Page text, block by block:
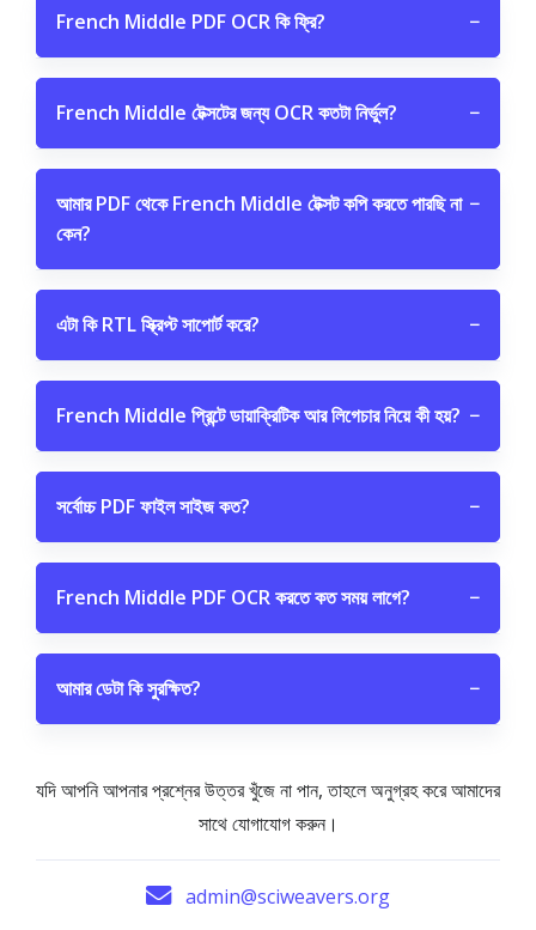
French Middle PDF OCR কি ফ্রি? −
French Middle টেক্সটের জন্য OCR কতটা নির্ভুল? −
আমার PDF থেকে French Middle টেক্সট কপি করতে পারছি না
কেন?
−
এটা কি RTL স্ক্রিপ্ট সাপোর্ট করে? −
French Middle প্রিন্টে ডায়াক্রিটিক আর লিগেচার নিয়ে কী হয়? −
সর্বোচ্চ PDF ফাইল সাইজ কত? −
French Middle PDF OCR করতে কত সময় লাগে? −
আমার ডেটা কি সুরক্ষিত? −
যদি আপনি আপনার প্রশ্নের উত্তর খুঁজে না পান, তাহলে অনুগ্রহ করে আমাদের
সাথে যোগাযোগ করুন।
admin@sciweavers.org